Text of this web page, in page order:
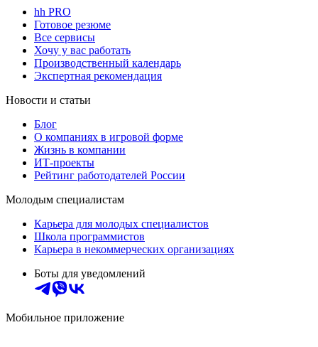
hh PRO
Готовое резюме
Все сервисы
Хочу у вас работать
Производственный календарь
Экспертная рекомендация
Новости и статьи
Блог
О компаниях в игровой форме
Жизнь в компании
ИТ-проекты
Рейтинг работодателей России
Молодым специалистам
Карьера для молодых специалистов
Школа программистов
Карьера в некоммерческих организациях
Боты для уведомлений
Мобильное приложение